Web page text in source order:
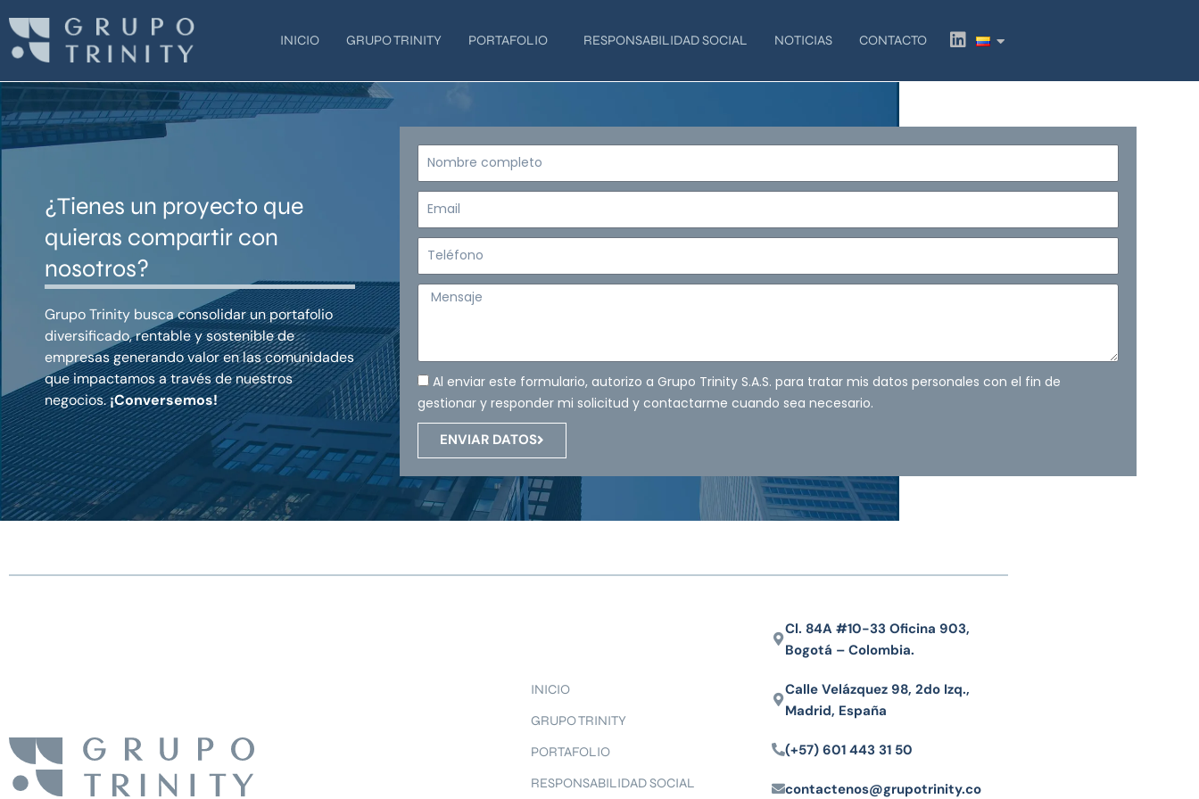
contenido
INICIO GRUPO TRINITY PORTAFOLIO RESPONSABILIDAD SOCIAL NOTICIAS CONTACTO
L
i
k
¿Tienes un proyecto que
quieras compartir con
nosotros?
Grupo Trinity busca consolidar un portafolio
diversificado, rentable y sostenible de
empresas generando valor en las comunidades
que impactamos a través de nuestros
negocios.¡Conversemos!
Nombre
Email
Teléfono
Mensaje
Al enviar este formulario, autorizo a Grupo Trinity S.A.S. para tratar mis datos personales con el fin de
gestionar y responder mi solicitud y contactarme cuando sea necesario.
ENVIAR DATOS
INICIO
GRUPO TRINITY
PORTAFOLIO
RESPONSABILIDAD SOCIAL
Cl. 84A #10-33 Oficina 903,
Bogotá – Colombia.
Calle Velázquez 98, 2do Izq.,
Madrid, España
(+57) 601 443 31 50
contactenos@grupotrinity.co